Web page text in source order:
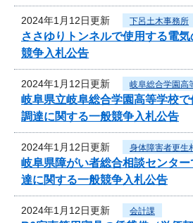
2024年1月12日更新 下呂土木事務所
ささゆりトンネルで使用する電
競争入札公告
2024年1月12日更新 岐阜総合学園高
岐阜県立岐阜総合学園高等学校
調達に関する一般競争入札公告
2024年1月12日更新 身体障害者更生
岐阜県障がい者総合相談センタ
達に関する一般競争入札公告
2024年1月12日更新 会計課